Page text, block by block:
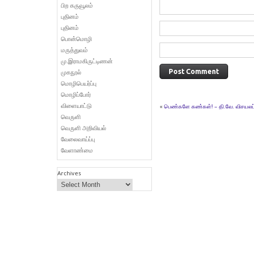
« பெண்களே கண்கள்! – தி.வே.
பிற கருவூலம்
புதினம்
புதினம்
பொன்மொழி
மருத்துவம்
மு.இராமகிருட்டிணன்
முகநூல்
மொழிபெயர்ப்பு
மொழிப்போர்
விளையாட்டு
வெருளி
வெருளி அறிவியல்
வேலைவாய்ப்பு
வேளாண்மை
Archives